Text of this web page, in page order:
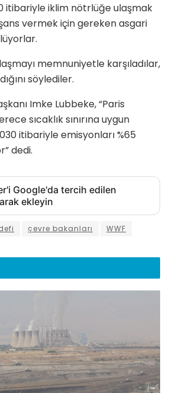
itibariyle iklim nötrlüğe ulaşmak
vermek için gereken asgari
memnuniyetle karşıladılar,
söylediler.
Imke Lubbeke, “Paris
sıcaklık sınırına uygun
itibariyle emisyonları %65
dedi.
Google'da tercih edilen
ekleyin
çevre bakanları WWF